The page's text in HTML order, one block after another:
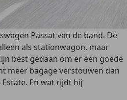
Passat van de band. De
als stationwagon, maar
best gedaan om er een goede
meer bagage verstouwen dan
Estate. En wat rijdt hij